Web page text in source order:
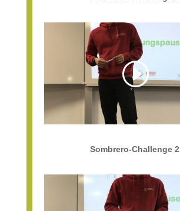
Sombrero-Challenge 2